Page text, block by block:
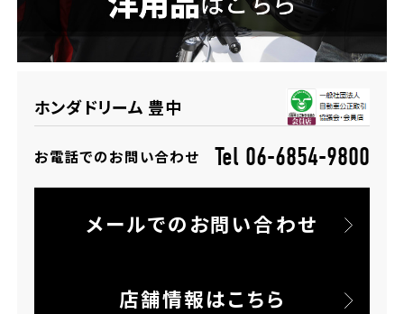
ホンダドリーム 豊中
お電話でのお問い合わせ Tel 06-6854-9800
メールでのお問い合わせ
店舗情報はこちら
埼玉県
ホンダドリーム 所沢
ホンダドリーム 大宮